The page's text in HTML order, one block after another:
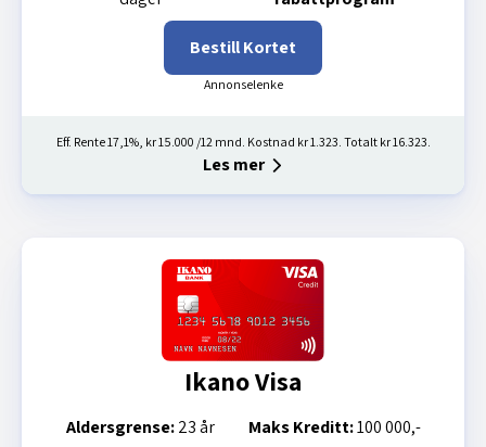
Bestill Kortet
Eff. Rente 17,1%, kr 15.000 /12 mnd. Kostnad kr 1.323. Totalt kr 16.323.
Les mer
Ikano Visa
Aldersgrense:23 år Maks Kreditt:100 000,-